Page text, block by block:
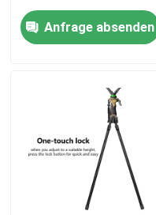
Anfrage absenden